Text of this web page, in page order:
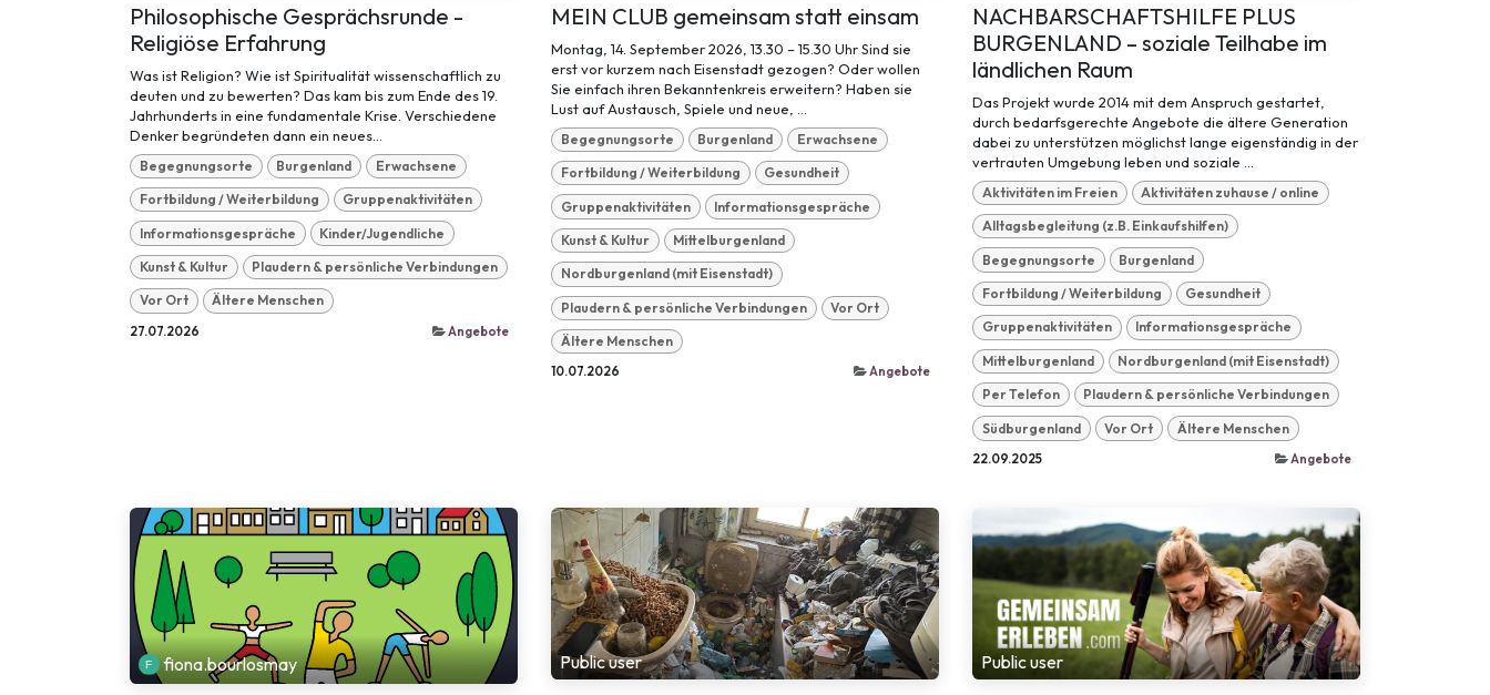
Philosophische Gesprächsrunde -
Religiöse Erfahrung
Was ist Religion? Wie ist Spiritualität wissenschaftlich zu
deuten und zu bewerten? Das kam bis zum Ende des 19.
Jahrhunderts in eine fundamentale Krise. Verschiedene
Denker begründeten dann ein neues...
Begegnungsorte Burgenland Erwachsene
Fortbildung / Weiterbildung Gruppenaktivitäten
Informationsgespräche Kinder/Jugendliche
Kunst & Kultur Plaudern & persönliche Verbindungen
Vor Ort Ältere Menschen
27.07.2026 Angebote
MEIN CLUB gemeinsam statt einsam
Montag, 14. September 2026, 13.30 – 15.30 Uhr Sind sie
erst vor kurzem nach Eisenstadt gezogen? Oder wollen
Sie einfach ihren Bekanntenkreis erweitern? Haben sie
Lust auf Austausch, Spiele und neue, ...
Begegnungsorte Burgenland Erwachsene
Fortbildung / Weiterbildung Gesundheit
Gruppenaktivitäten Informationsgespräche
Kunst & Kultur Mittelburgenland
Nordburgenland (mit Eisenstadt)
Plaudern & persönliche Verbindungen Vor Ort
Ältere Menschen
10.07.2026 Angebote
NACHBARSCHAFTSHILFE PLUS
BURGENLAND – soziale Teilhabe im
ländlichen Raum
Das Projekt wurde 2014 mit dem Anspruch gestartet,
durch bedarfsgerechte Angebote die ältere Generation
dabei zu unterstützen möglichst lange eigenständig in der
vertrauten Umgebung leben und soziale ...
Aktivitäten im Freien Aktivitäten zuhause / online
Alltagsbegleitung (z.B. Einkaufshilfen)
Begegnungsorte Burgenland
Fortbildung / Weiterbildung Gesundheit
Gruppenaktivitäten Informationsgespräche
Mittelburgenland Nordburgenland (mit Eisenstadt)
Per Telefon Plaudern & persönliche Verbindungen
Südburgenland Vor Ort Ältere Menschen
22.09.2025 Angebote
fiona.bourlosmay Public user Public user